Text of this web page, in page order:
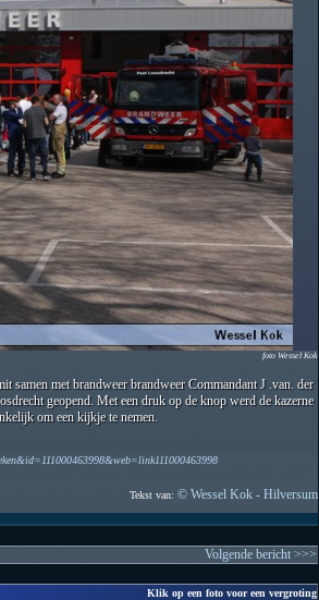
foto Wessel Kok
samen met brandweer brandweer Commandant J .van. der
geopend. Met een druk op de knop werd de kazerne
om een kijkje te nemen.
Tekst van: © Wessel Kok - Hilversum
Volgende bericht >>>
Klik op een foto voor een vergroting